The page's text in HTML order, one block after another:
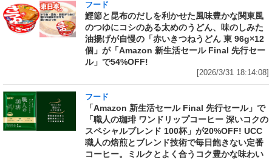
フード
鰹節と昆布のだしを利かせた風味豊かな関東風
のつゆにコシのある太めのうどん、味のしみた
油揚げが自慢の「赤いきつねうどん 東 96g×12
個」が「Amazon 新生活セール Final 先行セー
ル」で54%OFF!
[2026/3/31 18:14:08]
フード
「Amazon 新生活セール Final 先行セール」で
「職人の珈琲 ワンドリップコーヒー 深いコクの
スペシャルブレンド 100杯」が20%OFF! UCC
職人の焙煎とブレンド技術で毎日飽きない定番
コーヒー。ミルクとよく合うコク豊かな味わい